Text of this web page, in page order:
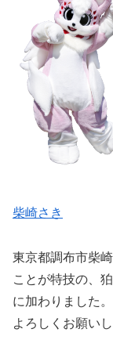
柴崎さき
東京都調布市柴
ことが特技の、
に加わりました。
よろしくお願いし